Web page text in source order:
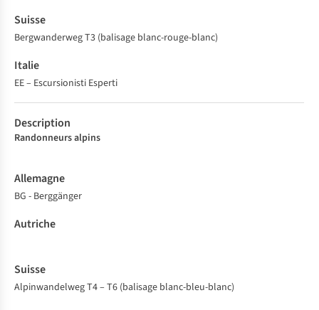
Bergwanderweg T3 (balisage blanc-rouge-blanc)
EE – Escursionisti Esperti
Randonneurs alpins
BG - Berggänger
Alpinwandelweg T4 – T6 (balisage blanc-bleu-blanc)